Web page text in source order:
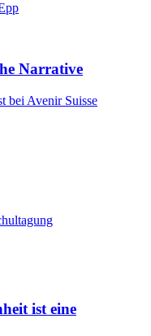
Narrative
bei Avenir Suisse
ist eine